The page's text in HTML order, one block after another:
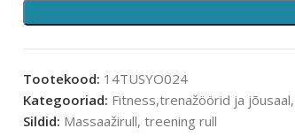
Tootekood: 14TUSYO024
Kategooriad: Fitness,trenažöörid ja jõusaal,
Sildid: Massaažirull, treening rull